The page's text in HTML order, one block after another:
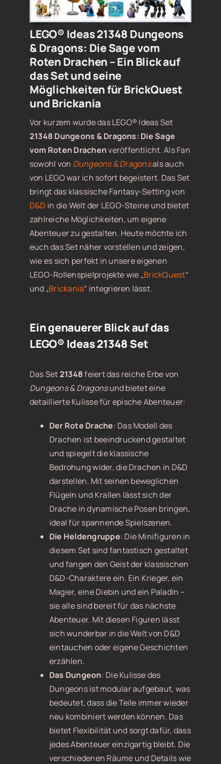
LEGO® Ideas 21348 Dungeons
& Dragons: Die Sage vom
Roten Drachen – Ein Blick auf
das Set und seine
Möglichkeiten für BrickQuest
und Brickania
Vor kurzem wurde das LEGO® Ideas Set
21348 Dungeons & Dragons: Die Sage
vom Roten Drachenveröffentlicht. Als Fan
sowohl von Dungeons & Dragonsals auch
von LEGO war ich sofort begeistert. Das Set
bringt das klassische Fantasy-Setting von
D&D in die Welt der LEGO-Steine und bietet
zahlreiche Möglichkeiten, um eigene
Abenteuer zu gestalten. Heute möchte ich
euch das Set näher vorstellen und zeigen,
wie es sich perfekt in unsere eigenen
LEGO-Rollenspielprojekte wie „BrickQuest“
und „Brickania“ integrieren lässt.
Ein genauerer Blick auf das
LEGO® Ideas 21348 Set
Das Set21348feiert das reiche Erbe von
Dungeons & Dragonsund bietet eine
detaillierte Kulisse für epische Abenteuer:
Der Rote Drache: Das Modell des
Drachen ist beeindruckend gestaltet
und spiegelt die klassische
Bedrohung wider, die Drachen in D&D
darstellen. Mit seinen beweglichen
Flügeln und Krallen lässt sich der
Drache in dynamische Posen bringen,
ideal für spannende Spielszenen.
Die Heldengruppe: Die Minifiguren in
diesem Set sind fantastisch gestaltet
und fangen den Geist der klassischen
D&D-Charaktere ein. Ein Krieger, ein
Magier, eine Diebin und ein Paladin –
sie alle sind bereit für das nächste
Abenteuer. Mit diesen Figuren lässt
sich wunderbar in die Welt von D&D
eintauchen oder eigene Geschichten
erzählen.
Das Dungeon: Die Kulisse des
Dungeons ist modular aufgebaut, was
bedeutet, dass die Teile immer wieder
neu kombiniert werden können. Das
bietet Flexibilität und sorgt dafür, dass
jedes Abenteuer einzigartig bleibt. Die
verschiedenen Räume und Details wie